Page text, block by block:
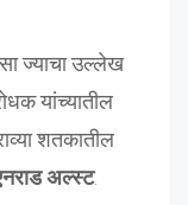
ज्याचा उल्लेख
यांच्यातील
शतकातील
अल्स्ट.